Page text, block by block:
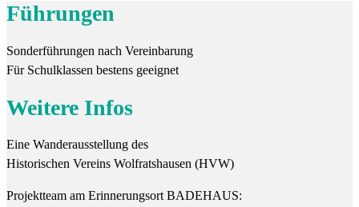
Führungen
Sonderführungen nach Vereinbarung
Für Schulklassen bestens geeignet
Weitere Infos
Eine Wanderausstellung des
Historischen Vereins Wolfratshausen (HVW)
Projektteam am Erinnerungsort BADEHAUS: